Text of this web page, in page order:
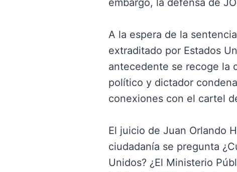
embargo, la defensa de
A la espera de la
extraditado por Estados
antecedente se recoge la
político y dictador
conexiones con el cartel
El juicio de Juan Orlando
ciudadanía se pregunta
Unidos? ¿El Ministerio